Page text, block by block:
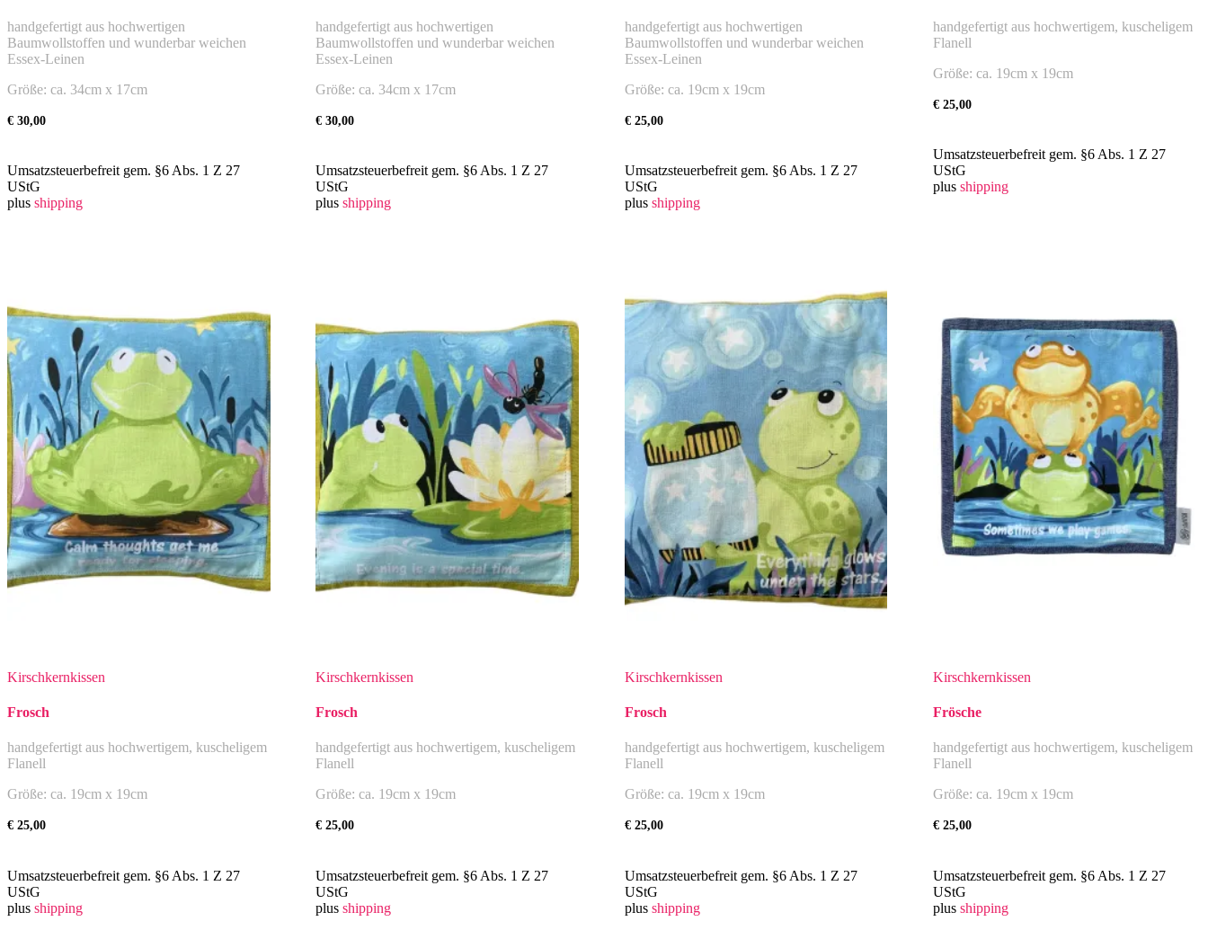
handgefertigt aus hochwertigen
Baumwollstoffen und wunderbar weichen
Essex-Leinen
Größe: ca. 34cm x 17cm
€ 30,00
Umsatzsteuerbefreit gem. §6 Abs. 1 Z 27
UStG
plus shipping
handgefertigt aus hochwertigen
Baumwollstoffen und wunderbar weichen
Essex-Leinen
Größe: ca. 34cm x 17cm
€ 30,00
Umsatzsteuerbefreit gem. §6 Abs. 1 Z 27
UStG
plusshipping
handgefertigt aus hochwertigen
Baumwollstoffen und wunderbar weichen
Essex-Leinen
Größe: ca. 19cm x 19cm
€25,00
Umsatzsteuerbefreit gem. §6 Abs. 1 Z 27
UStG
plus shipping
handgefertigt aus hochwertigem, kuscheligem
Flanell
Größe: ca. 19cm x 19cm
€25,00
Umsatzsteuerbefreit gem. §6 Abs. 1 Z 27
UStG
plus shipping
Kirschkernkissen
Frosch
handgefertigt aus hochwertigem, kuscheligem
Flanell
Größe: ca. 19cm x 19cm
€ 25,00
Umsatzsteuerbefreit gem. §6 Abs. 1 Z 27
UStG
plus shipping
Kirschkernkissen
Frosch
handgefertigt aus hochwertigem, kuscheligem
Flanell
Größe: ca. 19cm x 19cm
€ 25,00
Umsatzsteuerbefreit gem. §6 Abs. 1 Z 27
UStG
plusshipping
Kirschkernkissen
Frosch
handgefertigt aus hochwertigem, kuscheligem
Flanell
Größe: ca. 19cm x 19cm
€25,00
Umsatzsteuerbefreit gem. §6 Abs. 1 Z 27
UStG
plus shipping
Kirschkernkissen
Frösche
handgefertigt aus hochwertigem, kuscheligem
Flanell
Größe: ca. 19cm x 19cm
€25,00
Umsatzsteuerbefreit gem. §6 Abs. 1 Z 27
UStG
plus shipping